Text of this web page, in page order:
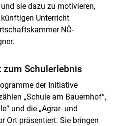
sie dazu zu motivieren,
Unterricht
NÖ-
Schulerlebnis
der Initiative
„Schule am Bauernhof“,
und die „Agrar- und
Ort präsentiert. Sie bringen